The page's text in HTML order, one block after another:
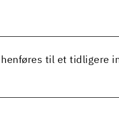
til et tidligere